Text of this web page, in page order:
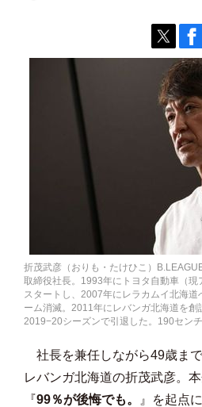
折茂武彦（おりも・たけひこ）
取締役社長。1993年にトヨタ自動車（現
スタートし、2007年にレラカムイ北海
ーム消滅。2011年にレバンガ北海道を創
2019−20シーズンで引退した。190セン
社長を兼任しながら49歳まで
レバンガ北海道の折茂武彦。
『99％が後悔でも。
』を起点